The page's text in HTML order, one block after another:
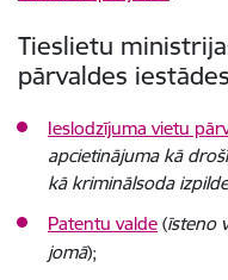
Tieslietu
pārvaldes
Ieslodzījuma vietu
apcietinājuma kā
kā kriminālsoda
Patentu valde (īsteno
jomā);